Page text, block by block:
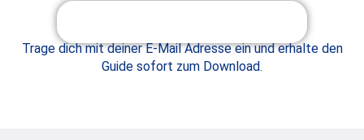
Trage dich mit deiner E-Mail Adresse ein und erhalte den
Guide sofort zum Download.